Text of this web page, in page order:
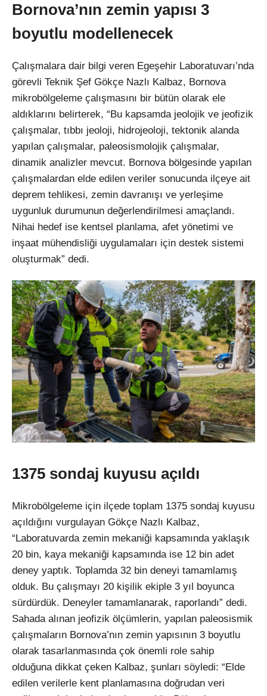
Bornova’nın zemin yapısı 3
boyutlu modellenecek
Çalışmalara dair bilgi veren Egeşehir Laboratuvarı’nda
görevli Teknik Şef Gökçe Nazlı Kalbaz, Bornova
mikrobölgeleme çalışmasını bir bütün olarak ele
aldıklarını belirterek, “Bu kapsamda jeolojik ve jeofizik
çalışmalar, tıbbı jeoloji, hidrojeoloji, tektonik alanda
yapılan çalışmalar, paleosismolojik çalışmalar,
dinamik analizler mevcut. Bornova bölgesinde yapılan
çalışmalardan elde edilen veriler sonucunda ilçeye ait
deprem tehlikesi, zemin davranışı ve yerleşime
uygunluk durumunun değerlendirilmesi amaçlandı.
Nihai hedef ise kentsel planlama, afet yönetimi ve
inşaat mühendisliği uygulamaları için destek sistemi
oluşturmak” dedi.
1375 sondaj kuyusu açıldı
Mikrobölgeleme için ilçede toplam 1375 sondaj kuyusu
açıldığını vurgulayan Gökçe Nazlı Kalbaz,
“Laboratuvarda zemin mekaniği kapsamında yaklaşık
20 bin, kaya mekaniği kapsamında ise 12 bin adet
deney yaptık. Toplamda 32 bin deneyi tamamlamış
olduk. Bu çalışmayı 20 kişilik ekiple 3 yıl boyunca
sürdürdük. Deneyler tamamlanarak, raporlandı” dedi.
Sahada alınan jeofizik ölçümlerin, yapılan paleosismik
çalışmaların Bornova’nın zemin yapısının 3 boyutlu
olarak tasarlanmasında çok önemli role sahip
olduğuna dikkat çeken Kalbaz, şunları söyledi: “Elde
edilen verilerle kent planlamasına doğrudan veri